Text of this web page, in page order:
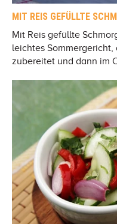
MIT REIS GEFÜLLTE
Mit Reis gefüllte
leichtes
zubereitet und dann im